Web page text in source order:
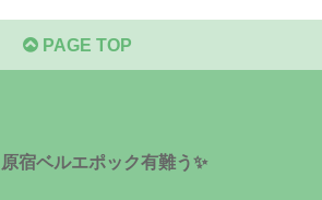
PAGE TOP
原宿ベルエポック有難う✨